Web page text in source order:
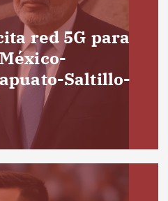
red 5G para
Saltillo-